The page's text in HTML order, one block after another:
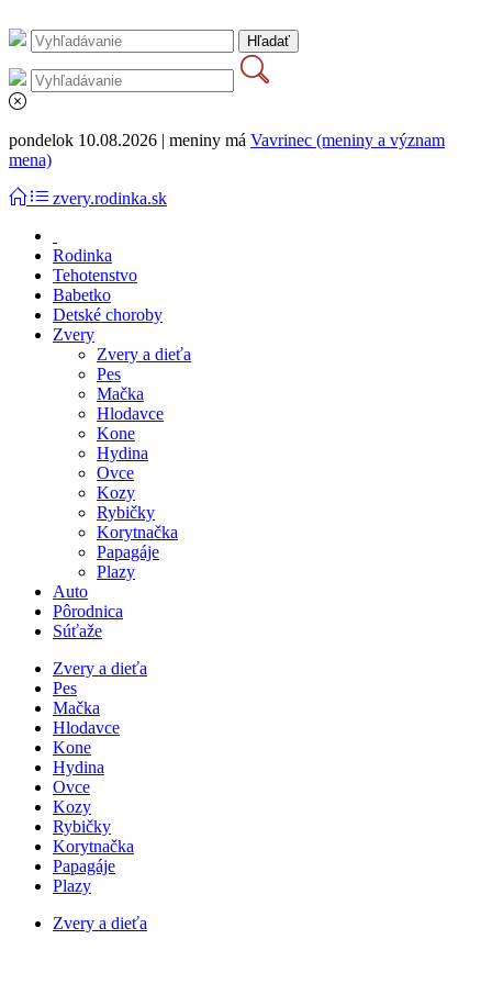
pondelok 10.08.2026 | meniny má Vavrinec (meniny a význam
mena)
zvery.rodinka.sk
Rodinka
Tehotenstvo
Babetko
Detské choroby
Zvery
Zvery a dieťa
Pes
Mačka
Hlodavce
Kone
Hydina
Ovce
Kozy
Rybičky
Korytnačka
Papagáje
Plazy
Auto
Pôrodnica
Súťaže
Zvery a dieťa
Pes
Mačka
Hlodavce
Kone
Hydina
Ovce
Kozy
Rybičky
Korytnačka
Papagáje
Plazy
Zvery a dieťa